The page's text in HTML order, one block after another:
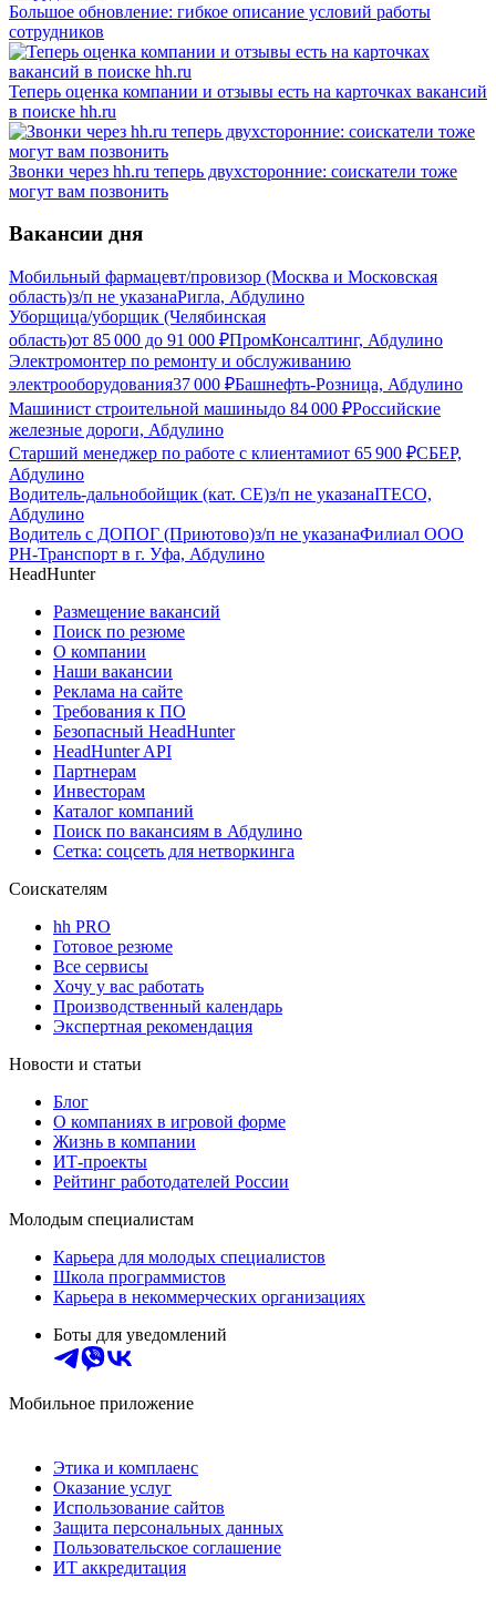
Большое обновление: гибкое описание условий работы
сотрудников
Теперь оценка компании и отзывы есть на карточках вакансий
в поиске hh.ru
Звонки через hh.ru теперь двухсторонние: соискатели тоже
могут вам позвонить
Вакансии дня
Мобильный фармацевт/провизор (Москва и Московская
область)з/п не указанаРигла, Абдулино
Уборщица/уборщик (Челябинская
область)от 85 000 до 91 000 ₽ПромКонсалтинг, Абдулино
Электромонтер по ремонту и обслуживанию
электрооборудования37 000 ₽Башнефть-Розница, Абдулино
Машинист строительной машиныдо 84 000 ₽Российские
железные дороги, Абдулино
Старший менеджер по работе с клиентамиот 65 900 ₽СБЕР,
Абдулино
Водитель-дальнобойщик (кат. CE)з/п не указанаITECO,
Абдулино
Водитель с ДОПОГ (Приютово)з/п не указанаФилиал ООО
РН-Транспорт в г. Уфа, Абдулино
HeadHunter
Размещение вакансий
Поиск по резюме
О компании
Наши вакансии
Реклама на сайте
Требования к ПО
Безопасный HeadHunter
HeadHunter API
Партнерам
Инвесторам
Каталог компаний
Поиск по вакансиям в Абдулино
Сетка: соцсеть для нетворкинга
Соискателям
hh PRO
Готовое резюме
Все сервисы
Хочу у вас работать
Производственный календарь
Экспертная рекомендация
Новости и статьи
Блог
О компаниях в игровой форме
Жизнь в компании
ИТ-проекты
Рейтинг работодателей России
Молодым специалистам
Карьера для молодых специалистов
Школа программистов
Карьера в некоммерческих организациях
Боты для уведомлений
Мобильное приложение
Этика и комплаенс
Оказание услуг
Использование сайтов
Защита персональных данных
Пользовательское соглашение
ИТ аккредитация